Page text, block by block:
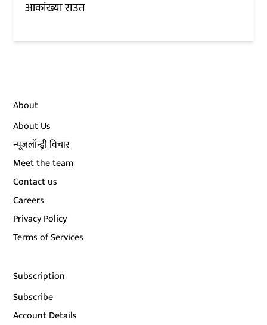
आकांख्या राउत
About
About Us
न्यूज़लॉन्ड्री विचार
Meet the team
Contact us
Careers
Privacy Policy
Terms of Services
Subscription
Subscribe
Account Details